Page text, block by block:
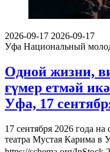
2026-09-17 2026-09-17
Уфа Национальный
Одной жизни,
ғүмер етмәй
Уфа, 17
17 сентября 2026 года
театра Мустая Карима в